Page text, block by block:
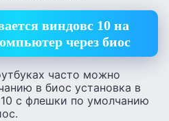
виндовс 10 на
через биос
часто можно
в биос установка в
с флешки по умолчанию